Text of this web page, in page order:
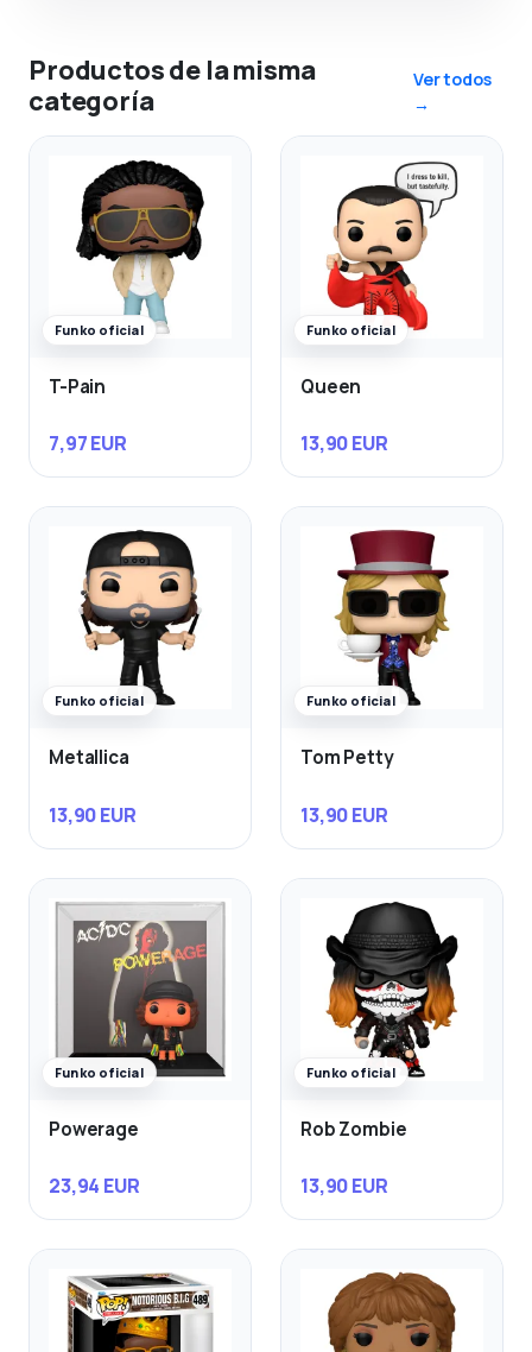
Productos de la misma
categoría
Ver todos
→
Funko oficial
T-Pain
7,97 EUR
Funko oficial
Queen
13,90 EUR
Funko oficial
Metallica
13,90 EUR
Funko oficial
Tom Petty
13,90 EUR
Funko oficial
Powerage
23,94 EUR
Funko oficial
Rob Zombie
13,90 EUR